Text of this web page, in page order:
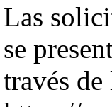
Las
se
través